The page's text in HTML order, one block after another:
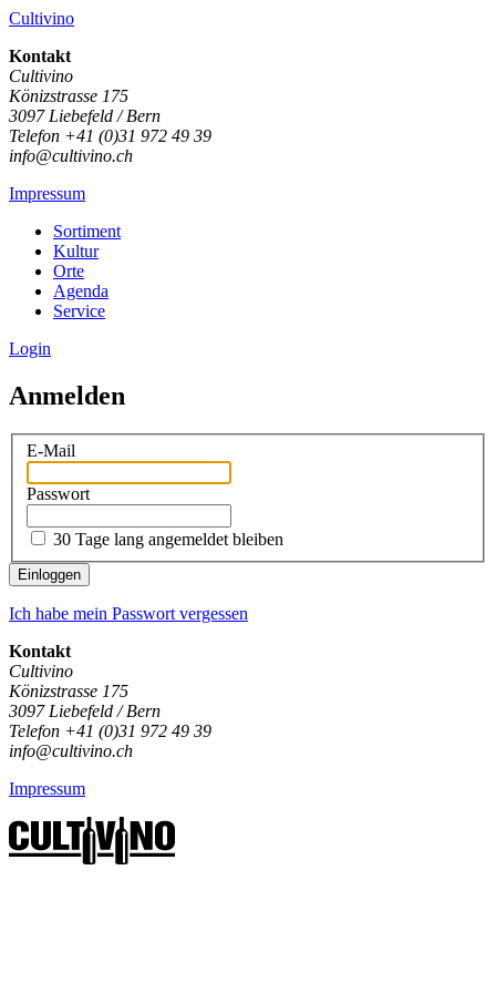
Cultivino
Kontakt
Cultivino
Könizstrasse 175
3097 Liebefeld / Bern
Telefon +41 (0)31 972 49 39
info@cultivino.ch
Impressum
Sortiment
Kultur
Orte
Agenda
Service
Login
Anmelden
E-Mail
Passwort
30 Tage lang angemeldet bleiben
Einloggen
Ich habe mein Passwort vergessen
Kontakt
Cultivino
Könizstrasse 175
3097 Liebefeld / Bern
Telefon +41 (0)31 972 49 39
info@cultivino.ch
Impressum